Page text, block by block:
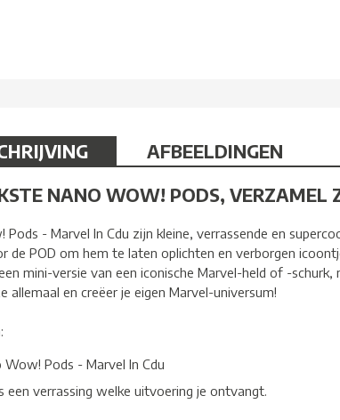
AFBEELDINGEN
NANO WOW! PODS, VERZAMEL
Pods - Marvel In Cdu zijn kleine, verrassende en
de POD om hem te laten oplichten en verborgen
mini-versie van een iconische Marvel-held of -
allemaal en creëer je eigen Marvel-universum!
Wow! Pods - Marvel In Cdu
een verrassing welke uitvoering je ontvangt.